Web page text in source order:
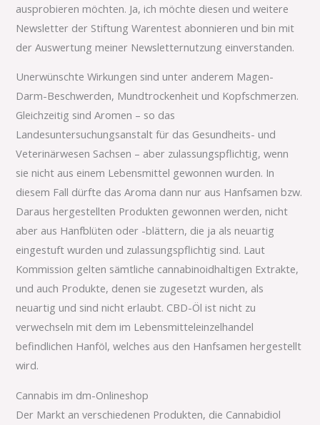
ausprobieren möchten. Ja, ich möchte diesen und weitere
Newsletter der Stiftung Warentest abonnieren und bin mit
der Auswertung meiner Newsletternutzung einverstanden.
Unerwünschte Wirkungen sind unter anderem Magen-
Darm-Beschwerden, Mundtrockenheit und Kopfschmerzen.
Gleichzeitig sind Aromen – so das
Landesuntersuchungsanstalt für das Gesundheits- und
Veterinärwesen Sachsen – aber zulassungspflichtig, wenn
sie nicht aus einem Lebensmittel gewonnen wurden. In
diesem Fall dürfte das Aroma dann nur aus Hanfsamen bzw.
Daraus hergestellten Produkten gewonnen werden, nicht
aber aus Hanfblüten oder -blättern, die ja als neuartig
eingestuft wurden und zulassungspflichtig sind. Laut
Kommission gelten sämtliche cannabinoidhaltigen Extrakte,
und auch Produkte, denen sie zugesetzt wurden, als
neuartig und sind nicht erlaubt. CBD-Öl ist nicht zu
verwechseln mit dem im Lebensmitteleinzelhandel
befindlichen Hanföl, welches aus den Hanfsamen hergestellt
wird.
Cannabis im dm-Onlineshop
Der Markt an verschiedenen Produkten, die Cannabidiol